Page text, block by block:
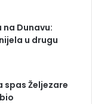
Dunavu:
u drugu
spas Željezare